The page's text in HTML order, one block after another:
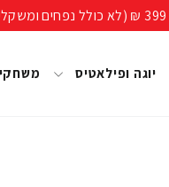
יוגה ופילאטיס